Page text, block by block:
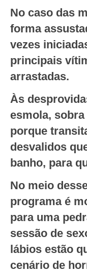
No caso das
forma
vezes
principais
arrastadas.
Às
esmola,
porque
desvalidos
banho, para
No meio
programa é
para uma
sessão de
lábios estão
cenário de